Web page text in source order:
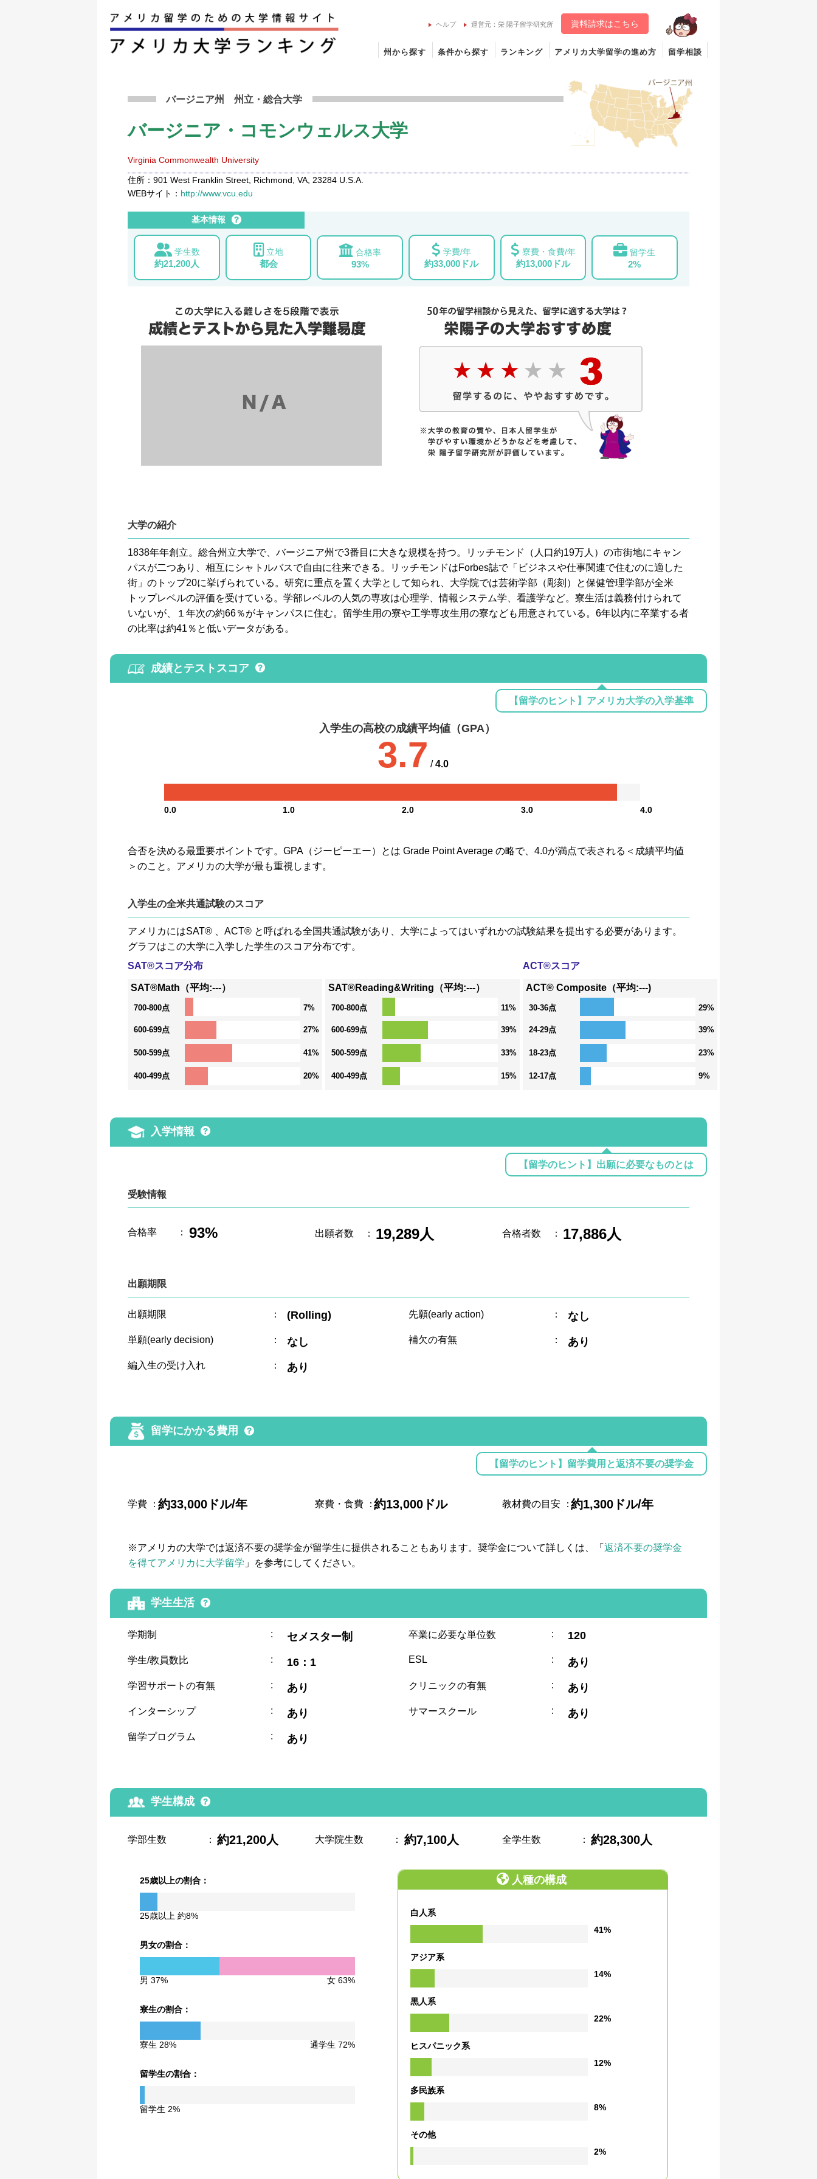
ヘルプ 運営元：栄 陽子留学研究所 資料請求はこちら
州から探す 条件から探す ランキング アメリカ大学留学の進め方 留学相談
バージニア州州立 ・総合大学
バージニア・コモンウェルス大学
Virginia Commonwealth University
住所：901 West Franklin Street, Richmond, VA, 23284 U.S.A.
WEBサイト： http://www.vcu.edu
基本情報
学生数
約21,200人
立地
都会
合格率
93%
学費/年
約33,000ドル
寮費・食費/年
約13,000ドル
留学生
2%
大学の紹介
1838年年創立。総合州立大学で、バージニア州で3番目に大きな規模を持つ。リッチモンド（人口約19万人）の市街地にキャン
パスが二つあり、相互にシャトルバスで自由に往来できる。リッチモンドはForbes誌で「ビジネスや仕事関連で住むのに適した
街」のトップ20に挙げられている。研究に重点を置く大学として知られ、大学院では芸術学部（彫刻）と保健管理学部が全米
トップレベルの評価を受けている。学部レベルの人気の専攻は心理学、情報システム学、看護学など。寮生活は義務付けられて
いないが、１年次の約66％がキャンパスに住む。留学生用の寮や工学専攻生用の寮なども用意されている。6年以内に卒業する者
の比率は約41％と低いデータがある。
成績とテストスコア
【留学のヒント】アメリカ大学の入学基準
入学生の高校の成績平均値（GPA）
3.7 /4.0
0.0 1.0 2.0 3.0 4.0
合否を決める最重要ポイントです。GPA（ジーピーエー）とは Grade Point Average の略で、4.0が満点で表される＜成績平均値
＞のこと。アメリカの大学が最も重視します。
入学生の全米共通試験のスコア
アメリカにはSAT® 、ACT® と呼ばれる全国共通試験があり、大学によってはいずれかの試験結果を提出する必要があります。
グラフはこの大学に入学した学生のスコア分布です。
SAT®スコア分布
SAT®Math（平均:---）
700-800点 7%
600-699点 27%
500-599点 41%
400-499点 20%
SAT®Reading&Writing（平均:---）
700-800点 11%
600-699点 39%
500-599点 33%
400-499点 15%
ACT®スコア
ACT® Composite（平均:---)
30-36点 29%
24-29点 39%
18-23点 23%
12-17点 9%
入学情報
【留学のヒント】出願に必要なものとは
受験情報
合格率 ： 93% 出願者数 ： 19,289人 合格者数 ： 17,886人
出願期限
出願期限 ： (Rolling) 先願(early action) ： なし
単願(early decision) ： なし 補欠の有無 ： あり
編入生の受け入れ ： あり
留学にかかる費用
【留学のヒント】留学費用と返済不要の奨学金
学費 ：約33,000ドル/年 寮費・食費 ：約13,000ドル 教材費の目安 ：約1,300ドル/年
※アメリカの大学では返済不要の奨学金が留学生に提供されることもあります。奨学金について詳しくは、「返済不要の奨学金
を得てアメリカに大学留学 」を参考にしてください。
学生生活
学期制 : セメスター制 卒業に必要な単位数 : 120
学生/教員数比 : 16：1 ESL : あり
学習サポートの有無 : あり クリニックの有無 : あり
インターシップ : あり サマースクール : あり
留学プログラム : あり
学生構成
学部生数 ： 約21,200人 大学院生数 ： 約7,100人 全学生数 ： 約28,300人
25歳以上の割合：
25歳以上 約8%
男女の割合：
男 37% 女 63%
寮生の割合：
寮生 28% 通学生 72%
留学生の割合：
留学生 2%
人種の構成
白人系
41%
アジア系
14%
黒人系
22%
ヒスパニック系
12%
多民族系
8%
その他
2%